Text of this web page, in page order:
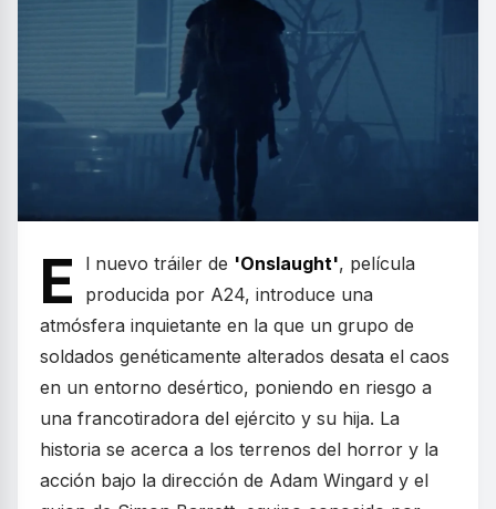
E l nuevo tráiler de 'Onslaught', película
producida por A24, introduce una
atmósfera inquietante en la que un grupo de
soldados genéticamente alterados desata el caos
en un entorno desértico, poniendo en riesgo a
una francotiradora del ejército y su hija. La
historia se acerca a los terrenos del horror y la
acción bajo la dirección de Adam Wingard y el